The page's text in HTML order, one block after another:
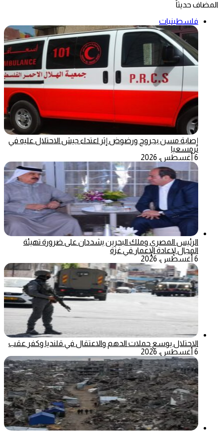
المضاف حديثاً
فلسطينيات
إصابة مسن بجروح ورضوض إثر اعتداء جيش الاحتلال عليه في
ترمسعيا
6 أغسطس، 2026
الرئيس المصري وملك البحرين يشددان على ضرورة تهيئة
المجال لإعادة الإعمار في غزة
6 أغسطس، 2026
الاحتلال يوسع حملات الدهم والاعتقال في قلنديا وكفر عقب
6 أغسطس، 2026